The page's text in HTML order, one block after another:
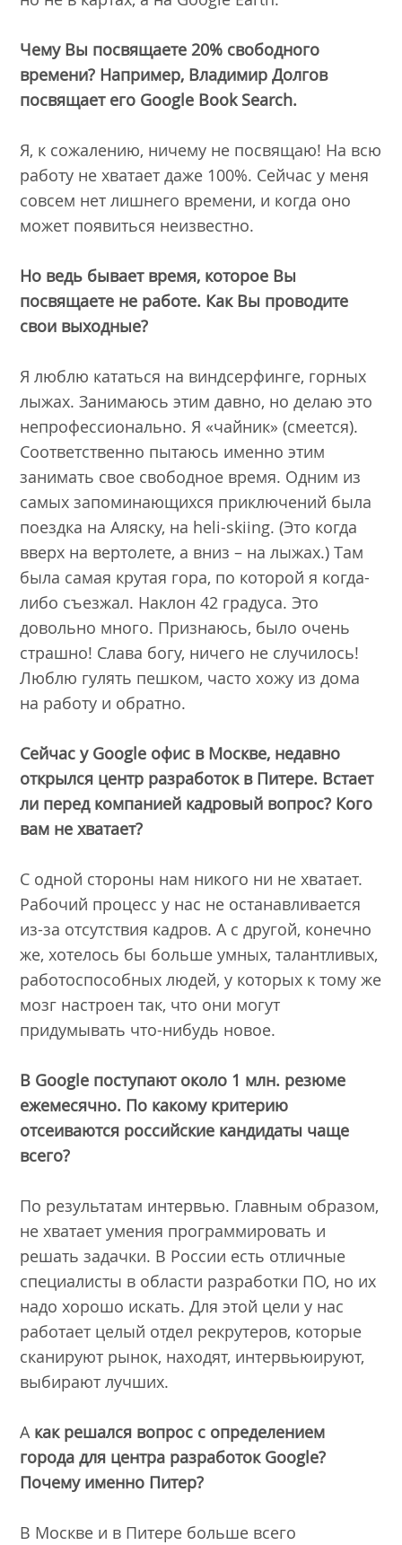
Чему Вы посвящаете 20% свободного
времени? Например, Владимир Долгов
посвящает его Google Book Search.
Я, к сожалению, ничему не посвящаю! На всю
работу не хватает даже 100%. Сейчас у меня
совсем нет лишнего времени, и когда оно
может появиться неизвестно.
Но ведь бывает время, которое Вы
посвящаете не работе. Как Вы проводите
свои выходные?
Я люблю кататься на виндсерфинге, горных
лыжах. Занимаюсь этим давно, но делаю это
непрофессионально. Я «чайник» (смеется).
Соответственно пытаюсь именно этим
занимать свое свободное время. Одним из
самых запоминающихся приключений была
поездка на Аляску, на heli-skiing. (Это когда
вверх на вертолете, а вниз – на лыжах.) Там
была самая крутая гора, по которой я когда-
либо съезжал. Наклон 42 градуса. Это
довольно много. Признаюсь, было очень
страшно! Слава богу, ничего не случилось!
Люблю гулять пешком, часто хожу из дома
на работу и обратно.
Сейчас у Google офис в Москве, недавно
открылся центр разработок в Питере. Встает
ли перед компанией кадровый вопрос? Кого
вам не хватает?
С одной стороны нам никого ни не хватает.
Рабочий процесс у нас не останавливается
из-за отсутствия кадров. А с другой, конечно
же, хотелось бы больше умных, талантливых,
работоспособных людей, у которых к тому же
мозг настроен так, что они могут
придумывать что-нибудь новое.
В Google поступают около 1 млн. резюме
ежемесячно. По какому критерию
отсеиваются российские кандидаты чаще
всего?
По результатам интервью. Главным образом,
не хватает умения программировать и
решать задачки. В России есть отличные
специалисты в области разработки ПО, но их
надо хорошо искать. Для этой цели у нас
работает целый отдел рекрутеров, которые
сканируют рынок, находят, интервьюируют,
выбирают лучших.
Акак решался вопрос с определением
города для центра разработок Google?
Почему именно Питер?
В Москве и в Питере больше всего